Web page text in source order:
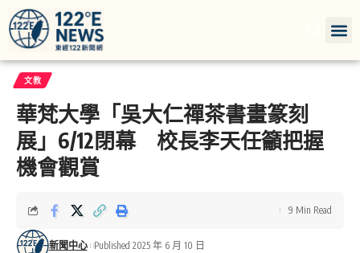
文教
華梵大學「吳大仁禪茶書畫篆刻
展」6/12閉幕 校長李天任籲把握
機會觀賞
新聞中心 Published 2025 年 6 月 10 日
9 Min Read